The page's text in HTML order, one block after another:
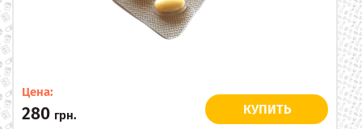
Цена:
280 грн. КУПИТЬ